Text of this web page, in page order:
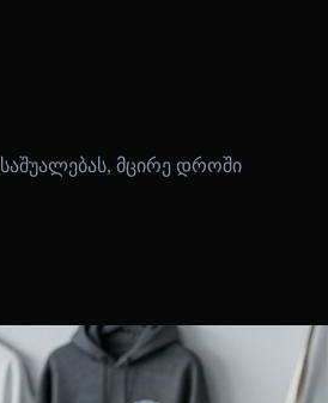
მცირე დროში